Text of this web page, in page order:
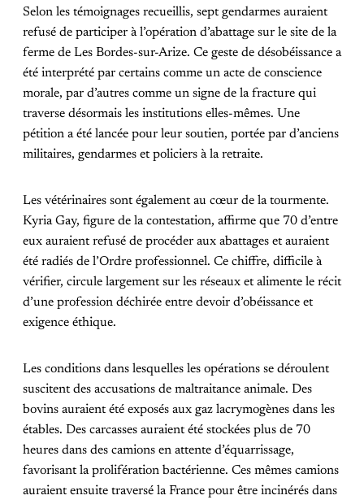
Selon les témoignages recueillis, sept gendarmes auraient
refusé de participer à l’opération d’abattage sur le site de la
ferme de Les Bordes-sur-Arize. Ce geste de désobéissance a
été interprété par certains comme un acte de conscience
morale, par d’autres comme un signe de la fracture qui
traverse désormais les institutions elles-mêmes. Une
pétition a été lancée pour leur soutien, portée par d’anciens
militaires, gendarmes et policiers à la retraite.
Les vétérinaires sont également au cœur de la tourmente.
Kyria Gay, figure de la contestation, affirme que 70 d’entre
eux auraient refusé de procéder aux abattages et auraient
été radiés de l’Ordre professionnel. Ce chiffre, difficile à
vérifier, circule largement sur les réseaux et alimente le récit
d’une profession déchirée entre devoir d’obéissance et
exigence éthique.
Les conditions dans lesquelles les opérations se déroulent
suscitent des accusations de maltraitance animale. Des
bovins auraient été exposés aux gaz lacrymogènes dans les
étables. Des carcasses auraient été stockées plus de 70
heures dans des camions en attente d’équarrissage,
favorisant la prolifération bactérienne. Ces mêmes camions
auraient ensuite traversé la France pour être incinérés dans